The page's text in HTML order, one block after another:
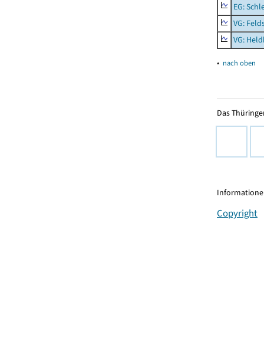
EG:
VG:
VG:
▴ nach oben
Das
Copyright